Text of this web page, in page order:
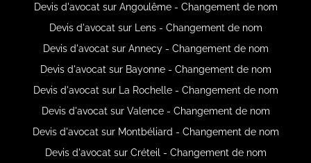
Devis d'avocat sur Angoulême - Changement de nom
Devis d'avocat sur Lens - Changement de nom
Devis d'avocat sur Annecy - Changement de nom
Devis d'avocat sur Bayonne - Changement de nom
Devis d'avocat sur La Rochelle - Changement de nom
Devis d'avocat sur Valence - Changement de nom
Devis d'avocat sur Montbéliard - Changement de nom
Devis d'avocat sur Créteil - Changement de nom